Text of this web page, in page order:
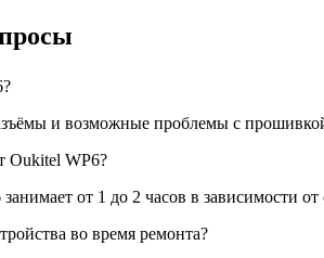
и возможные проблемы с
Oukitel WP6?
от 1 до 2 часов в зависимости
во время ремонта?